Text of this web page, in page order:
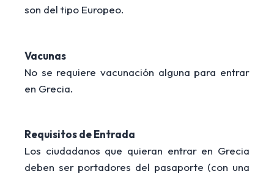
son del tipo Europeo.
Vacunas
No se requiere vacunación alguna para entrar
en Grecia.
Requisitos de Entrada
Los ciudadanos que quieran entrar en Grecia
deben ser portadores del pasaporte (con una